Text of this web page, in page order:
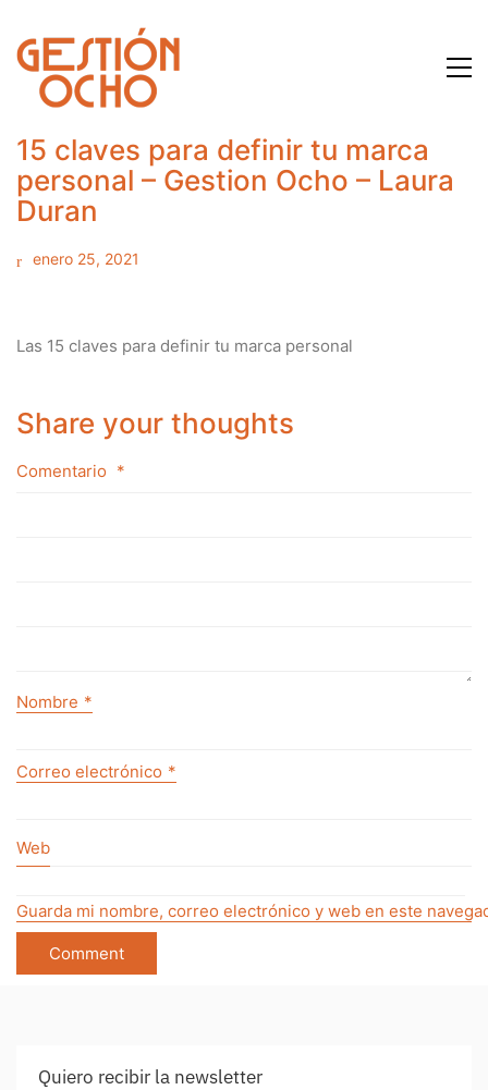
15 claves para definir tu marca
personal – Gestion Ocho – Laura
Duran
enero 25, 2021
Las 15 claves para definir tu marca personal
Share your thoughts
Comentario *
Nombre *
Correo electrónico *
Web
Guarda mi nombre, correo electrónico y web en este
Quiero recibir la newsletter